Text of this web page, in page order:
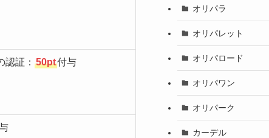
証： 50pt付与
オリパラ
オリパレット
オリパロード
オリパワン
オリパーク
カーデル